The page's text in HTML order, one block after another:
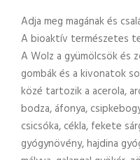
Adja meg magának és
A bioaktív természetes
A Wolz a gyümölcsök és
gombák és a kivonatok
közé tartozik a acerola,
bodza, áfonya,
csicsóka, cékla, fekete
gyógynövény, hajdina